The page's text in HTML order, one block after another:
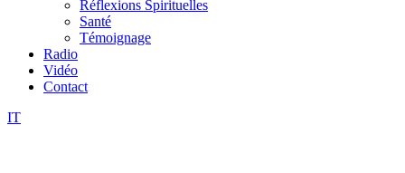
Réflexions Spirituelles
Santé
Témoignage
Radio
Vidéo
Contact
IT